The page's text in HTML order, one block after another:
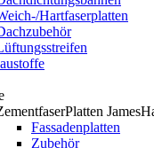
Hartfaserplatten
Fassadenplatten
Zubehör